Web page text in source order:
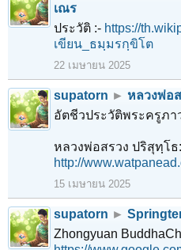
เณร
ประวัติ :- https://
เขียน_ธมฺมรกฺขิโต
22 เมษายน 2025
supatorn ► หลวงพ่อ
อัตชีวประวัติพระครูภา
หลวงพ่อสรวง ปริสุทฺโธ
http://
15 เมษายน 2025
supatorn ►
Zhongyuan